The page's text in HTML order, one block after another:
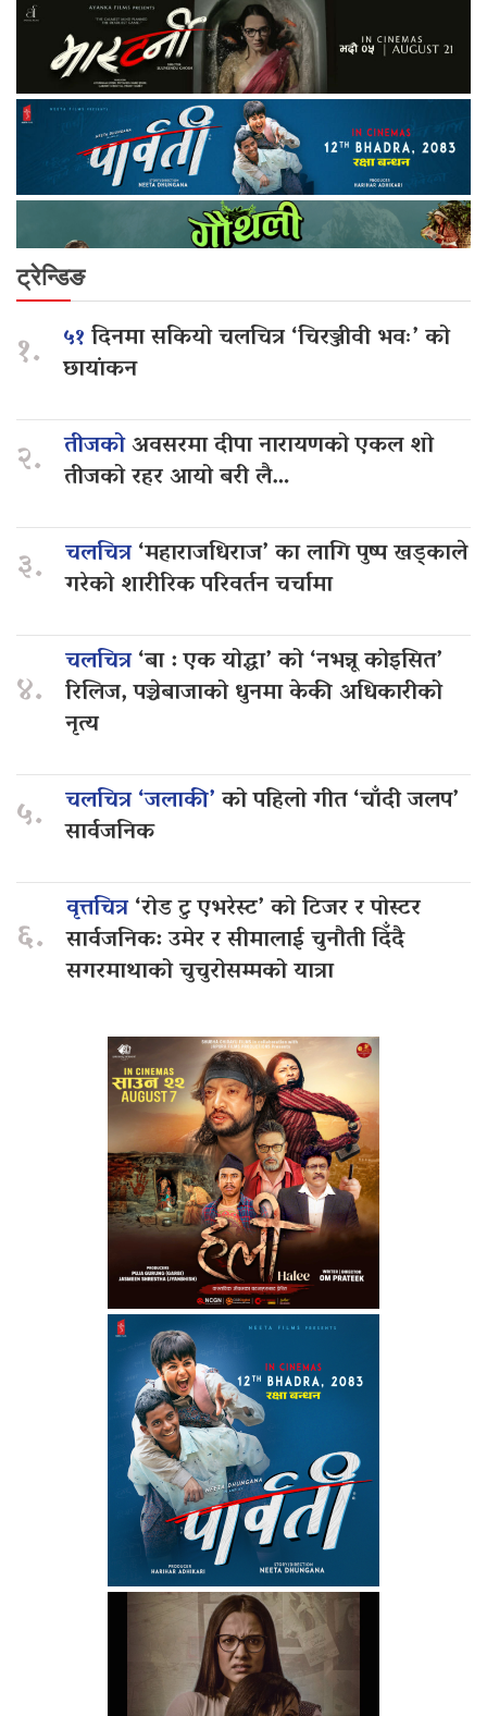
ट्रेन्डिङ
१. ५१दिनमा सकियो चलचित्र ‘चिरञ्जीवी भवः’ को
छायांकन
२. तीजकोअवसरमा दीपा नारायणको एकल शो
तीजको रहर आयो बरी लै…
३. चलचित्र‘महाराजधिराज’ का लागि पुष्प खड्काले
गरेको शारीरिक परिवर्तन चर्चामा
४.
चलचित्र‘बा : एक योद्धा’ को ‘नभन्नू कोइसित’
रिलिज, पञ्चेबाजाको धुनमा केकी अधिकारीको
नृत्य
५. चलचित्र ‘जलाकी’को पहिलो गीत ‘चाँदी जलप’
सार्वजनिक
६.
वृत्तचित्र‘रोड टु एभरेस्ट’ को टिजर र पोस्टर
सार्वजनिक: उमेर र सीमालाई चुनौती दिँदै
सगरमाथाको चुचुरोसम्मको यात्रा